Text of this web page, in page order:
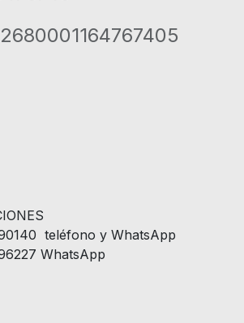
teléfono y WhatsApp
WhatsApp